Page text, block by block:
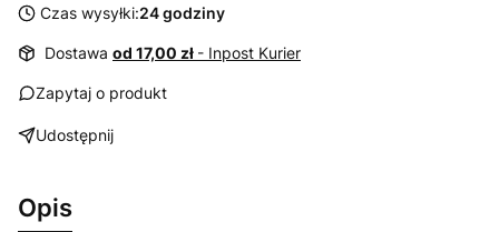
Czas wysyłki:24 godziny
Dostawa od 17,00 zł - Inpost Kurier
Zapytaj o produkt
Udostępnij
Opis